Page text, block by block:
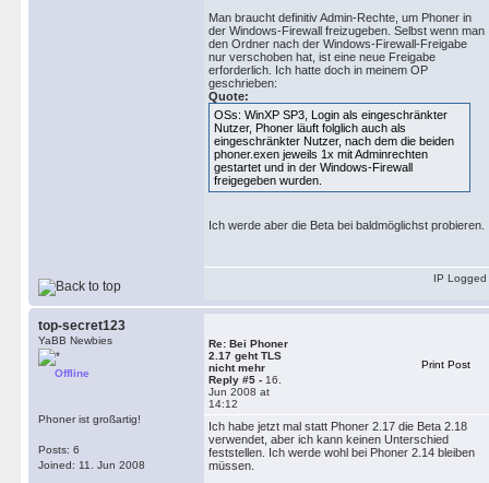
14:05:38,156: R: x.x.x.199:5060
SIP/2.0 180 Ringing
Via: SIP/2.0/TLS
From: <sip:10@x.x.x.198>;tag=-
To:
Call-ID: 803E4E89-E536-DD11-
CSeq: 1 INVITE
Contact:
Allow: INVITE, OPTIONS, ACK,
User-Agent: SIPPER for phoner
14:05:45,531: R: x.x.x.199:5060
To:
Call-ID: 803E4E89-E536-DD11-
CSeq: 1 INVITE
Contact:
Content-Type: application/sdp
Allow: INVITE, OPTIONS, ACK,
Supported: replaces, timer
User-Agent: SIPPER for phoner
Man braucht definitiv Admin-Rechte, um Phoner in
der Windows-Firewall freizugeben. Selbst wenn man
den Ordner nach der Windows-Firewall-Freigabe
nur verschoben hat, ist eine neue Freigabe
erforderlich. Ich hatte doch in meinem OP
geschrieben:
Quote:
OSs: WinXP SP3, Login als eingeschränkter
Nutzer, Phoner läuft folglich auch als
eingeschränkter Nutzer, nach dem die beiden
phoner.exen jeweils 1x mit Adminrechten
gestartet und in der Windows-Firewall
freigegeben wurden.
Ich werde aber die Beta bei baldmöglichst probieren.
IP Logged
top-secret123
YaBB Newbies
Offline
Phoner ist großartig!
Posts: 6
Joined: 11. Jun 2008
Re: Bei Phoner
2.17 geht TLS
nicht mehr
Reply #5 - 16.
Jun 2008 at
14:12
Print Post
Ich habe jetzt mal statt Phoner 2.17 die Beta 2.18
verwendet, aber ich kann keinen Unterschied
feststellen. Ich werde wohl bei Phoner 2.14 bleiben
müssen.